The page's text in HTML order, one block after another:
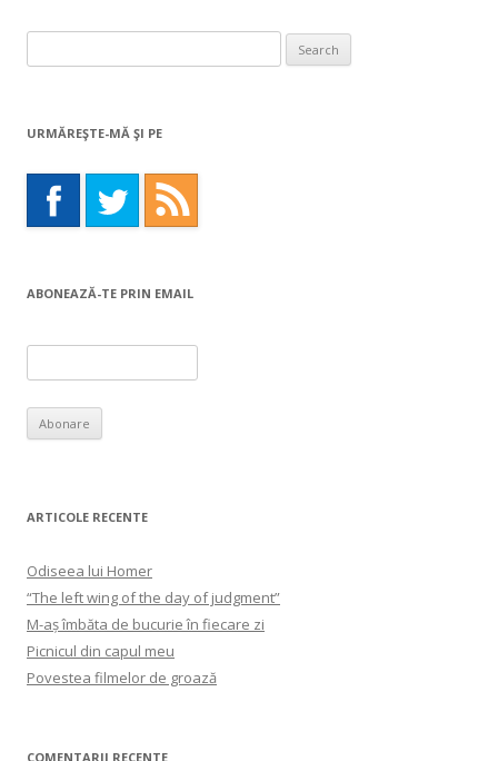
for:
URMĂREŞTE-MĂ ŞI PE
ABONEAZĂ-TE PRIN EMAIL
ARTICOLE RECENTE
Odiseea lui Homer
“The left wing of the day of judgment”
M-aș îmbăta de bucurie în fiecare zi
Picnicul din capul meu
Povestea filmelor de groază
COMENTARII RECENTE